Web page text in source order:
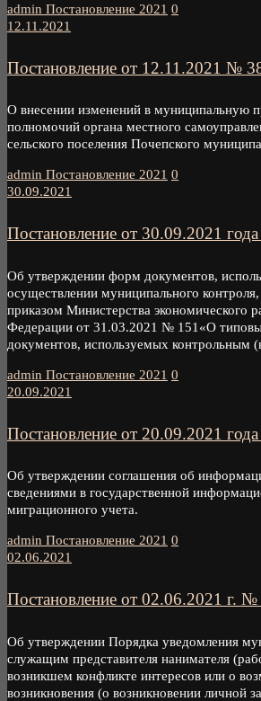
admin Постановление 2021 0
12.11.2021
Постановление от 12.11.2021 №
О внесении изменений в муниципальную
полномочий органа местного
сельского поселения Почепского
admin Постановление 2021 0
30.09.2021
Постановление от 30.09.2021
Об утверждении форм документов,
осуществлении муниципального
приказом Министерства экономического
Федерации от 31.03.2021 № 151«О
документов, используемых контрольным
admin Постановление 2021 0
20.09.2021
Постановление от 20.09.2021
Об утверждении соглашения об
сведениями в государственной
миграционного учета.
admin Постановление 2021 0
02.06.2021
Постановление от 02.06.2021 г. №
Об утверждении Порядка уведомления
служащим представителя нанимателя
возникшем конфликте интересов или о
возникновения (о возникновении личной